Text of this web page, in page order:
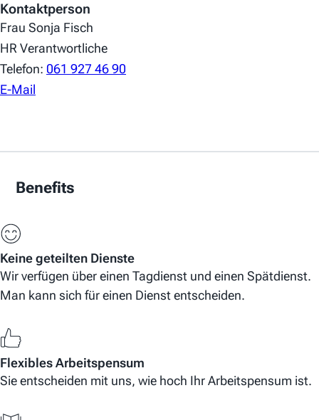
Kontaktperson
Frau Sonja Fisch
HR Verantwortliche
Telefon: 061 927 46 90
E-Mail
Benefits
Keine geteilten Dienste
Wir verfügen über einen Tagdienst und einen Spätdienst.
Man kann sich für einen Dienst entscheiden.
Flexibles Arbeitspensum
Sie entscheiden mit uns, wie hoch Ihr Arbeitspensum ist.